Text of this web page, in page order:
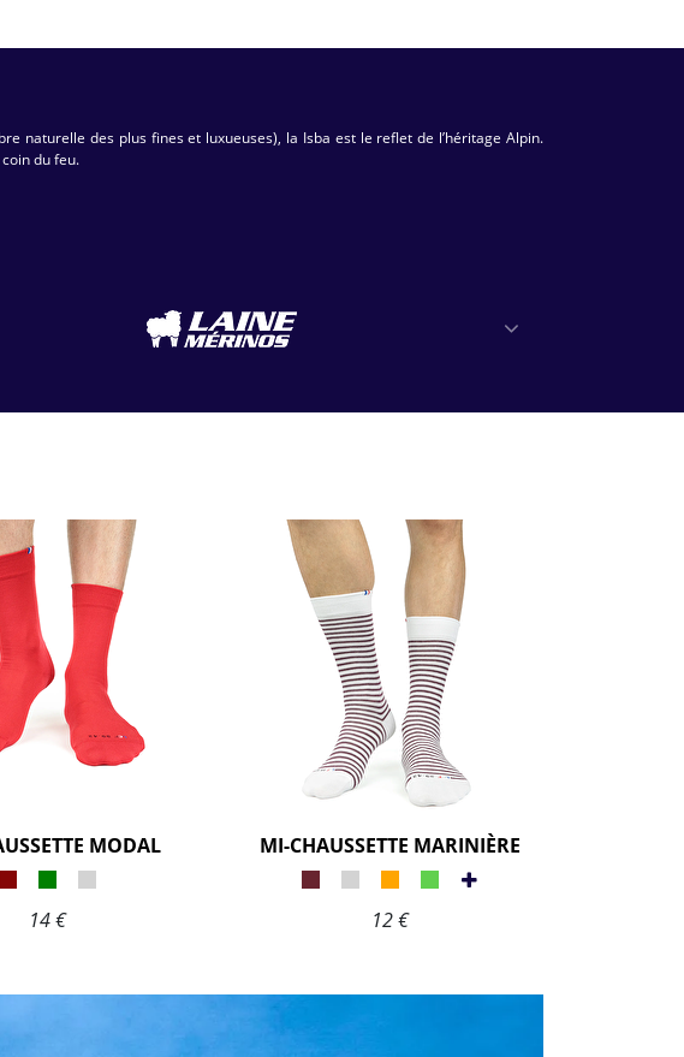
naturelle des plus fines et luxueuses), la Isba est le reflet de l’héritage Alpin.
du feu.
MODAL
14 €
MI-CHAUSSETTE MARINIÈRE
12 €